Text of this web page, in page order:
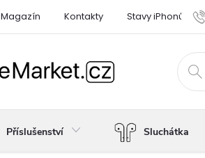
Magazín Kontakty Stavy iPhonů
Příslušenství Sluchátka